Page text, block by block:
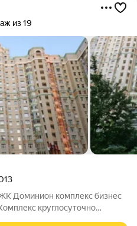
из 19
комплекс бизнес
круглосуточно